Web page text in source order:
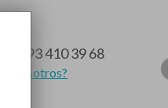
93 410 39 68
nosotros?